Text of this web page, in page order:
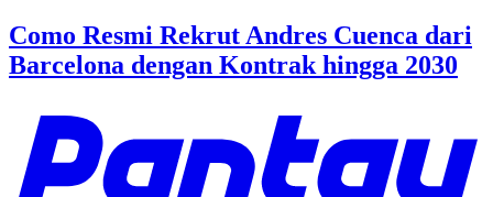
Como Resmi Rekrut Andres Cuenca dari
Barcelona dengan Kontrak hingga 2030